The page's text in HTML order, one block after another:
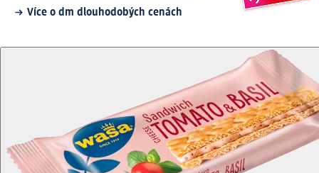
Více o dm dlouhodobých cenách